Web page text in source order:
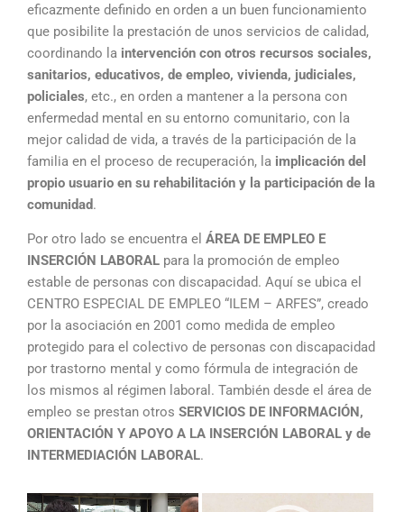
eficazmente definido en orden a un buen funcionamiento
que posibilite la prestación de unos servicios de calidad,
coordinando la intervención con otros recursos sociales,
sanitarios, educativos, de empleo, vivienda, judiciales,
policiales, etc., en orden a mantener a la persona con
enfermedad mental en su entorno comunitario, con la
mejor calidad de vida, a través de la participación de la
familia en el proceso de recuperación, la implicación del
propio usuario en su rehabilitación y la participación de la
comunidad.
Por otro lado se encuentra el ÁREA DE EMPLEO E
INSERCIÓN LABORAL para la promoción de empleo
estable de personas con discapacidad. Aquí se ubica el
CENTRO ESPECIAL DE EMPLEO “ILEM – ARFES”, creado
por la asociación en 2001 como medida de empleo
protegido para el colectivo de personas con discapacidad
por trastorno mental y como fórmula de integración de
los mismos al régimen laboral. También desde el área de
empleo se prestan otros SERVICIOS DE INFORMACIÓN,
ORIENTACIÓN Y APOYO A LA INSERCIÓN LABORAL y de
INTERMEDIACIÓN LABORAL.
Reproductor